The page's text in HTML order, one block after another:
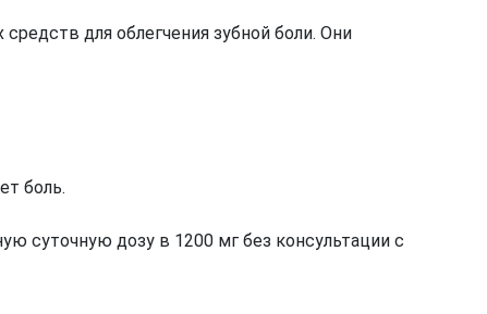
для облегчения зубной боли. Они
боль.
суточную дозу в 1200 мг без консультации с